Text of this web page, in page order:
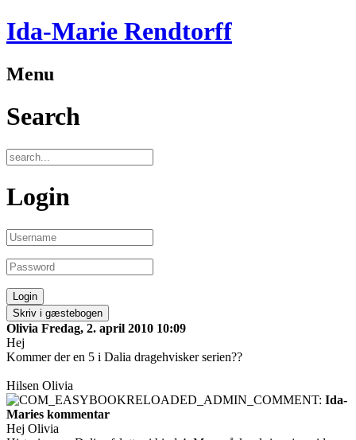
Ida-Marie Rendtorff
Menu
Search
Login
Skriv i gæstebogen
Olivia Fredag, 2. april 2010 10:09
Hej
Kommer der en 5 i Dalia dragehvisker serien??
Hilsen Olivia
Ida-
Maries kommentar
Hej Olivia